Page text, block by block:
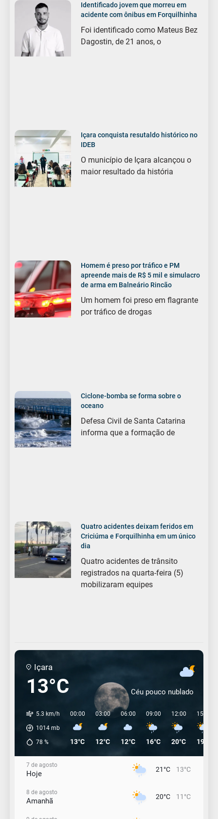
Identificado jovem que morreu em
acidente com ônibus em Forquilhinha
Foi identificado como Mateus Bez
Dagostin, de 21 anos, o
Içara conquista resutaldo histórico no
IDEB
O município de Içara alcançou o
maior resultado da história
Homem é preso por tráfico e PM
apreende mais de R$ 5 mil e simulacro
de arma em Balneário Rincão
Um homem foi preso em flagrante
por tráfico de drogas
Ciclone-bomba se forma sobre o
oceano
Defesa Civil de Santa Catarina
informa que a formação de
Quatro acidentes deixam feridos em
Criciúma e Forquilhinha em um único
dia
Quatro acidentes de trânsito
registrados na quarta-feira (5)
mobilizaram equipes
Içara
13°C Céu pouco nublado
5.3 km/h
1014 mb
78 %
00:00
13°C
03:00
12°C
06:00
12°C
09:00
16°C
12:00
20°C
15:00
19°C
7 de agosto
Hoje 21°C 13°C
8 de agosto
Amanhã 20°C 11°C